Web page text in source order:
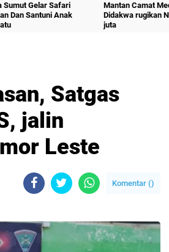
Sumut Gelar Safari
Dan Santuni Anak
Mantan Camat
Didakwa rugikan
juta
Satgas
jalin
Leste
Komentar ()